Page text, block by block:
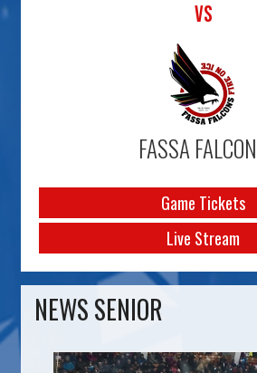
VS
FASSA
Game Tickets
Live Stream
NEWS SENIOR